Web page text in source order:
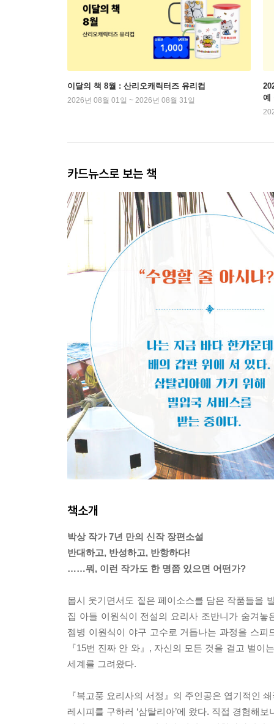
이달의 책 8월 : 산리오캐릭터즈 유리컵
2026년 08월 01일 ~ 2026년 08월 31일
예
카드뉴스로 보는 책
책소개
박상 작가 7년 만의 신작 장편소설
반대하고, 반성하고, 반항하다!
……뭐, 이런 작가도 한 명쯤 있으면 어떤가?
몹시 웃기면서도 짙은 페이소스를 담은 작품들을
집 아들 이원식이 전설의 요리사 조반니가 숨겨
젬병 이원식이 야구 고수로 거듭나는 과정을 스피
『15번 진짜 안 와』, 자신의 모든 것을 걸고 벌
세계를 그려왔다.
『복고풍 요리사의 서정』의 주인공은 엽기적인
레시피를 구하러 ‘삼탈리아’에 왔다. 직접 경험해